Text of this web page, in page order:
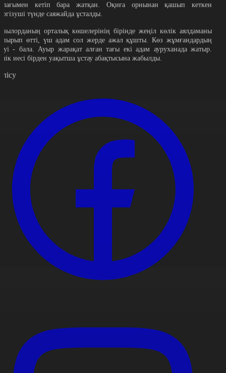
кетіп бара жатқан. Оқиға орнынан қашып кеткен
түнде саяжайда ұсталды.
орталық көшелерінің бірінде жеңіл көлік аялдаманы
өтті, үш адам сол жерде ажал құшты. Көз жұмғандардың
- бала. Ауыр жарақат алған тағы екі адам ауруханада жатыр.
иесі бірден уақытша ұстау абақтысына жабылды.